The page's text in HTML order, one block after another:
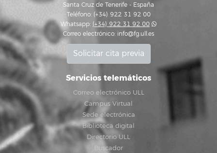
Santa Cruz de Tenerife - España
Teléfono: (+34) 922 31 92 00
Whatsapp: (+34) 922 31 92 00
Correo electrónico: info@fg.ull.es
Solicitar cita previa
Servicios telemáticos
Correo electrónico ULL
Campus Virtual
Sede electrónica
Biblioteca digital
Directorio ULL
Buscador